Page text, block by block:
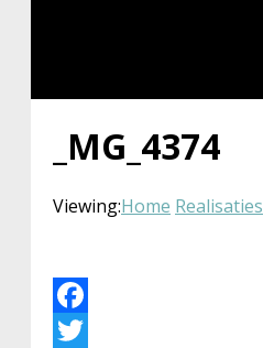
_MG_4374
Viewing:Home Realisaties
Facebook